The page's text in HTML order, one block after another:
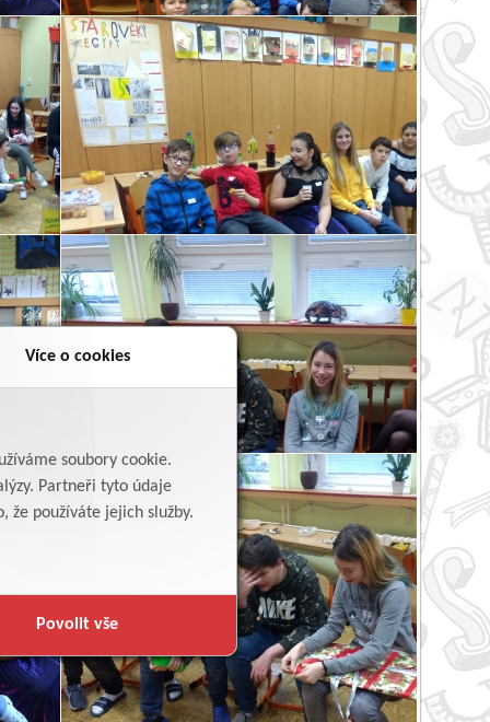
Více o cookies
soubory cookie.
Partneři tyto údaje
že používáte jejich služby.
Povolit vše